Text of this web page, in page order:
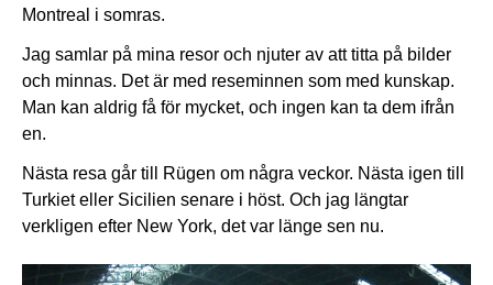
Montreal i somras.
Jag samlar på mina resor och njuter av att titta på bilder
och minnas. Det är med reseminnen som med kunskap.
Man kan aldrig få för mycket, och ingen kan ta dem ifrån
en.
Nästa resa går till Rügen om några veckor. Nästa igen till
Turkiet eller Sicilien senare i höst. Och jag längtar
verkligen efter New York, det var länge sen nu.